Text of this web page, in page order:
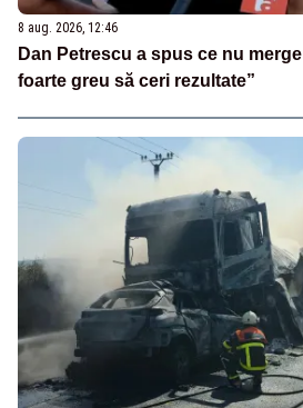
8 aug. 2026, 12:46
Dan Petrescu a spus ce nu
foarte greu să ceri rezultate”